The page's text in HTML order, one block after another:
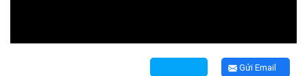
Gửi Email
Thông báo cảnh báo lừa đảo liên quan đến thủ tục đất đai